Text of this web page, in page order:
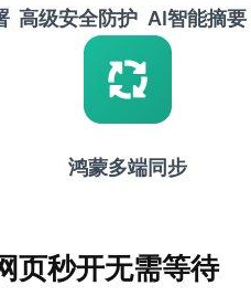
高级安全防护 AI智能摘要
鸿蒙多端同步
页秒开无需等待